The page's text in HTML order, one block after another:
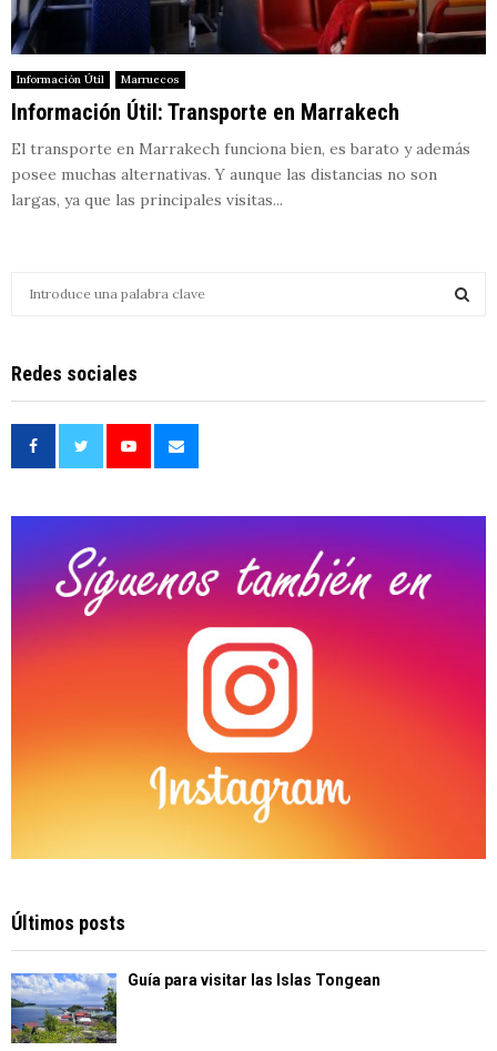
Información Útil Marruecos
Información Útil: Transporte en Marrakech
El transporte en Marrakech funciona bien, es barato y además
posee muchas alternativas. Y aunque las distancias no son
largas, ya que las principales visitas...
c
h
f
r
C
Redes sociales
Últimos posts
Guía para visitar las Islas Tongean